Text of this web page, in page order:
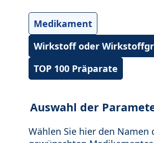
Medikament
Wirkstoff oder
TOP 100 Präparate
Auswahl der
Wählen Sie hier den Namen